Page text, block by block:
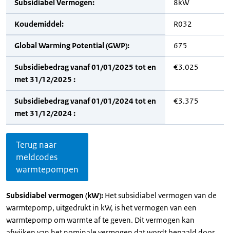
Subsidiabel Vermogen: 8kW
Koudemiddel: R032
Global Warming Potential (GWP): 675
Subsidiebedrag vanaf 01/01/2025 tot en
met 31/12/2025 :
€3.025
Subsidiebedrag vanaf 01/01/2024 tot en
met 31/12/2024 :
€3.375
Terug naar
meldcodes
warmtepompen
Subsidiabel vermogen (kW): Het subsidiabel vermogen van de
warmtepomp, uitgedrukt in kW, is het vermogen van een
warmtepomp om warmte af te geven. Dit vermogen kan